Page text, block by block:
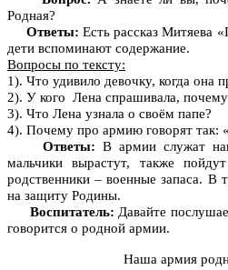
Родная?
Ответы: Есть рассказ Митяева
дети вспоминают содержание.
Вопросы по тексту:
1). Что удивило девочку, когда она
2). У кого Лена спрашивала,
3). Что Лена узнала о своём папе?
4). Почему про армию говорят так:
Ответы: В армии служат
мальчики вырастут, также
родственники – военные запаса. В
на защиту Родины.
Воспитатель: Давайте
говорится о родной армии.
Наша армия